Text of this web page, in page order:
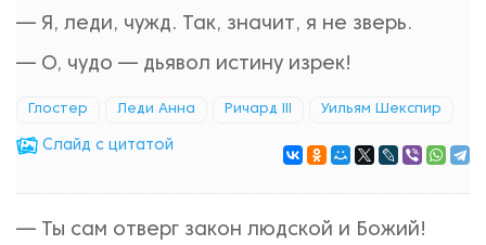
— Я, леди, чужд. Так, значит, я не зверь.
— О, чудо — дьявол истину изрек!
Глостер Леди Анна Ричард III Уильям Шекспир
Cлайд с цитатой
— Ты сам отверг закон людской и Божий!